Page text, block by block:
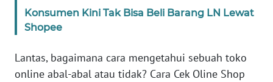
Konsumen Kini Tak Bisa Beli Barang LN Lewat
Shopee
Lantas, bagaimana cara mengetahui sebuah toko
online abal-abal atau tidak? Cara Cek Oline Shop
KONTAK
KAMI
IKLAN